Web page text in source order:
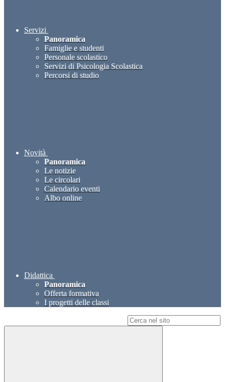
Servizi
Panoramica
Famiglie e studenti
Personale scolastico
Servizi di Psicologia Scolastica
Percorsi di studio
Novità
Panoramica
Le notizie
Le circolari
Calendario eventi
Albo online
Didattica
Panoramica
Offerta formativa
I progetti delle classi